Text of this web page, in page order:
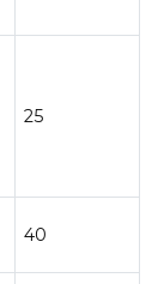
25
40